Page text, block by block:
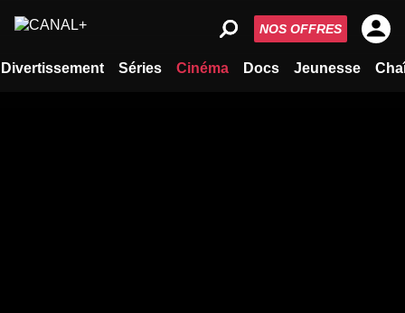
Divertissement Séries Cinéma Docs Jeunesse
NOS OFFRES